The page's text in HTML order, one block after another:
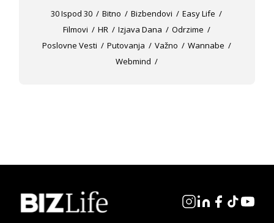
30 Ispod 30 Bitno Bizbendovi
Easy Life
Filmovi
HR Izjava Dana
Odrzime
Poslovne Vesti
Putovanja Važno
Wannabe
Webmind